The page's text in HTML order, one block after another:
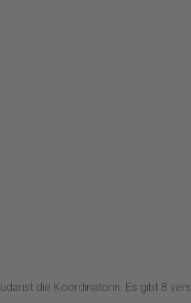
die Koordinatorin. Es gibt 8